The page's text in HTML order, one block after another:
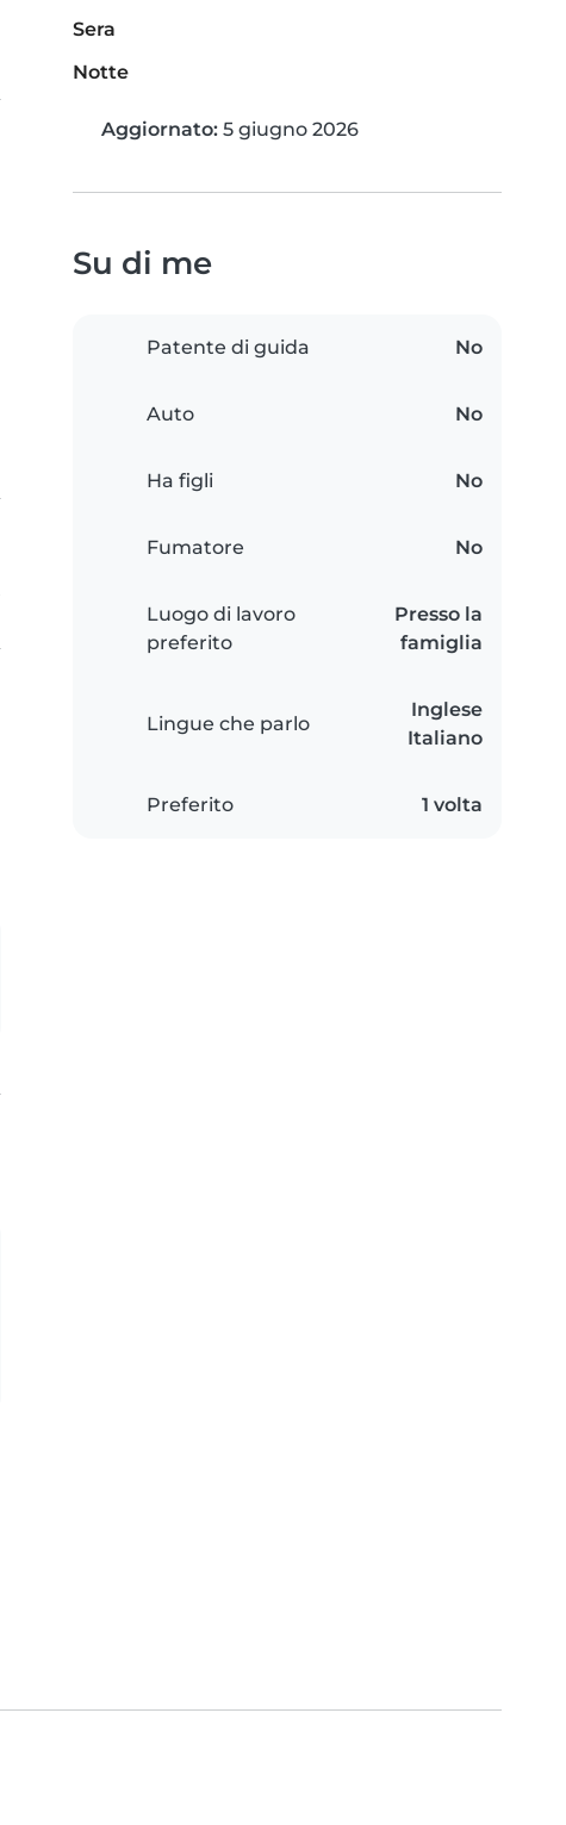
Sera
Notte
Aggiornato: 5 giugno 2026
Su di me
Patente di guida No
Auto No
Ha figli No
Fumatore No
Luogo di lavoro
preferito
Presso la
famiglia
Lingue che parlo
Inglese
Italiano
Preferito 1 volta